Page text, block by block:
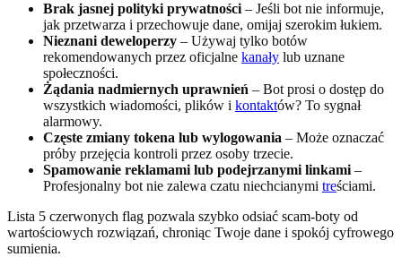
Brak jasnej polityki prywatności – Jeśli bot nie informuje,
jak przetwarza i przechowuje dane, omijaj szerokim łukiem.
Nieznani deweloperzy – Używaj tylko botów
rekomendowanych przez oficjalne kanały lub uznane
społeczności.
Żądania nadmiernych uprawnień – Bot prosi o dostęp do
wszystkich wiadomości, plików i kontaktów? To sygnał
alarmowy.
Częste zmiany tokena lub wylogowania – Może oznaczać
próby przejęcia kontroli przez osoby trzecie.
Spamowanie reklamami lub podejrzanymi linkami –
Profesjonalny bot nie zalewa czatu niechcianymi treściami.
Lista 5 czerwonych flag pozwala szybko odsiać scam-boty od
wartościowych rozwiązań, chroniąc Twoje dane i spokój cyfrowego
sumienia.